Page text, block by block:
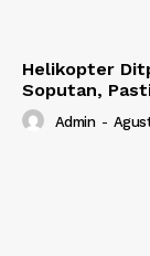
Helikopter
Soputan,
Admin -